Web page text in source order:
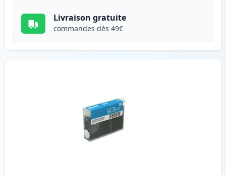
Livraison gratuite
commandes dès 49€